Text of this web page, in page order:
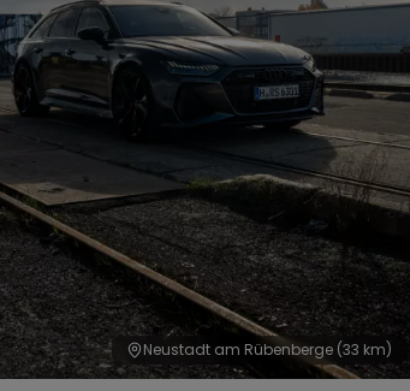
Neustadt am Rübenberge (33 km)